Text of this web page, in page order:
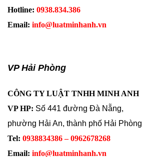
Hotline: 0938.834.386
Email: info@luatminhanh.vn
VP Hải Phòng
CÔNG TY LUẬT TNHH MINH ANH
VP HP: Số 441 đường Đà Nẵng,
phường Hải An, thành phố Hải Phòng
Tel: 0938834386 – 0962678268
Email: info@luatminhanh.vn